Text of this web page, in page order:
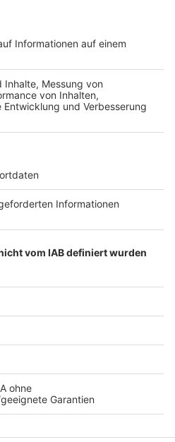
auch ein anderes
müssen in diesen Tagen
Backwaren rum und
Außerdem fressen
Amerikanern und
Um das zu verhindern,
Sortiment angepasst und
weg, so zum Beispiel die
decken ihr Sortiment ab
ihre Waren in der Auslage, der
gelagert.